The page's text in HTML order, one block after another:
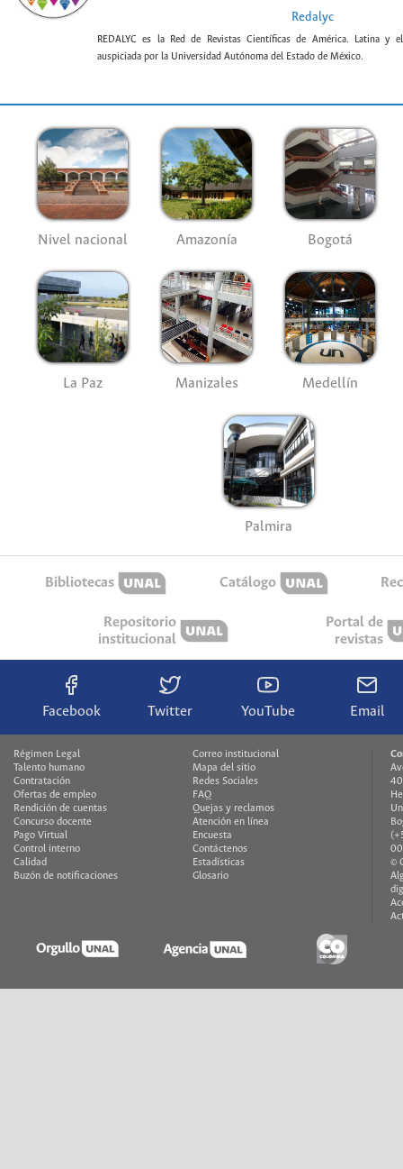
Redalyc
REDALYC es la Red de Revistas Científicas de América. Latina y
auspiciada por la Universidad Autónoma del Estado de México.
Nivel nacional Amazonía Bogotá
La Paz Manizales Medellín
Palmira
Bibliotecas Catálogo
Repositorio
institucional
Portal de
revistas
Facebook Twitter YouTube Email
Régimen Legal
Talento humano
Contratación
Ofertas de empleo
Rendición de cuentas
Concurso docente
Pago Virtual
Control interno
Calidad
Buzón de notificaciones
Correo institucional
Mapa del sitio
Redes Sociales
FAQ
Quejas y reclamos
Atención en línea
Encuesta
Contáctenos
Estadísticas
Glosario
©